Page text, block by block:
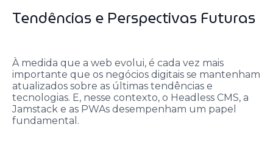
Tendências e Perspectivas Futuras
À medida que a web evolui, é cada vez mais
importante que os negócios digitais se mantenham
atualizados sobre as últimas tendências e
tecnologias. E, nesse contexto, o Headless CMS, a
Jamstack e as PWAs desempenham um papel
fundamental.